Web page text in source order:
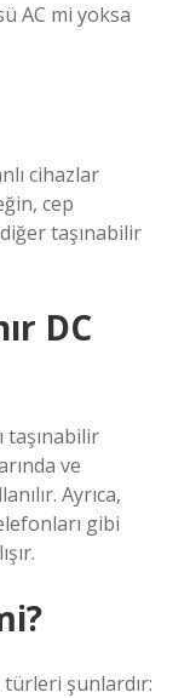
AC mi yoksa
cihazlar
cep
taşınabilir
DC
taşınabilir
ve
Ayrıca,
gibi
türleri şunlardır: